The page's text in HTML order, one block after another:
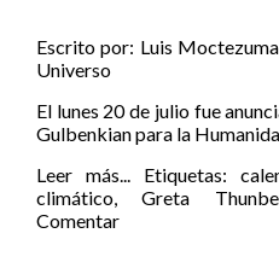
Escrito por: Luis Moctezuma
Universo
El lunes 20 de julio fue
Gulbenkian para la
Leer más...
Etiquetas:
climático,Greta
Comentar